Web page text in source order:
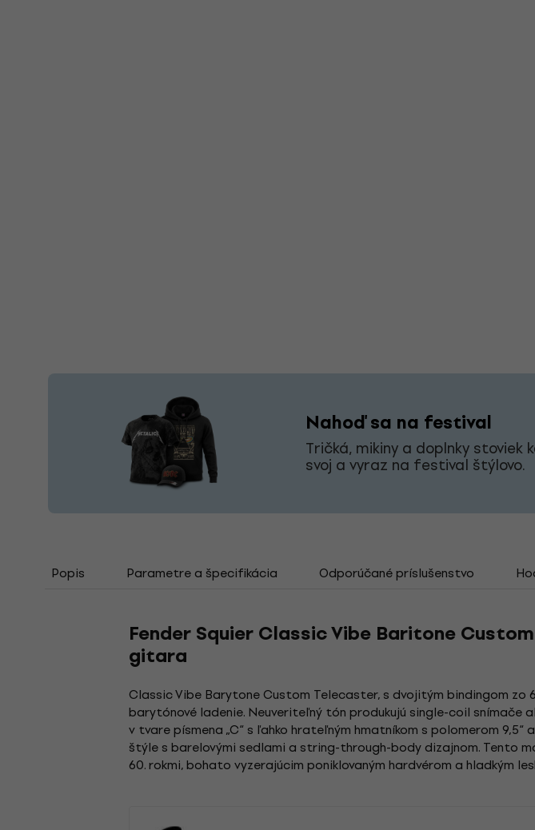
Nahoď sa na festival
Tričká, mikiny a doplnky stoviek
svoj a vyraz na festival štýlovo.
Popis Parametre a špecifikácia Odporúčané príslušenstvo
Fender Squier Classic Vibe Baritone
gitara
Classic Vibe Barytone Custom Telecaster, s dvojitým bindingom zo
barytónové ladenie. Neuveriteľný tón produkujú single-coil snímače
v tvare písmena „C“ s ľahko hrateľným hmatníkom s polomerom
štýle s barelovými sedlami a string-through-body dizajnom. Tento
60. rokmi, bohato vyzerajúcim poniklovaným hardvérom a hladkým